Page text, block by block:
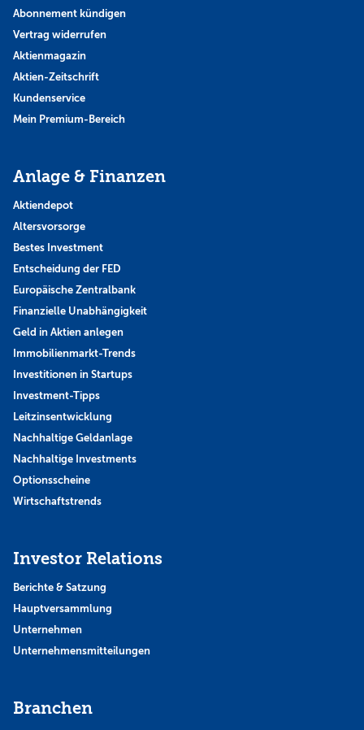
Abonnement kündigen
Vertrag widerrufen
Aktienmagazin
Aktien-Zeitschrift
Kundenservice
Mein Premium-Bereich
Anlage & Finanzen
Aktiendepot
Altersvorsorge
Bestes Investment
Entscheidung der FED
Europäische Zentralbank
Finanzielle Unabhängigkeit
Geld in Aktien anlegen
Immobilienmarkt-Trends
Investitionen in Startups
Investment-Tipps
Leitzinsentwicklung
Nachhaltige Geldanlage
Nachhaltige Investments
Optionsscheine
Wirtschaftstrends
Investor Relations
Berichte & Satzung
Hauptversammlung
Unternehmen
Unternehmensmitteilungen
Branchen